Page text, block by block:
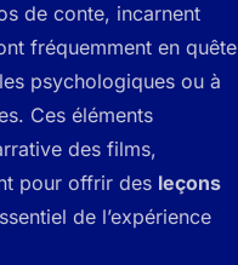
de conte, incarnent
fréquemment en quête
psychologiques ou à
Ces éléments
des films,
pour offrir des leçons
de l’expérience